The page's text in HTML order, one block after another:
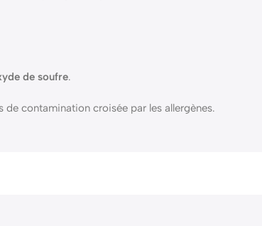
de soufre.
contamination croisée par les allergènes.